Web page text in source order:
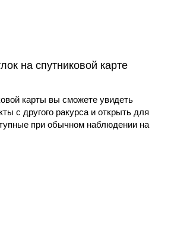
на спутниковой карте
карты вы сможете увидеть
с другого ракурса и открыть для
при обычном наблюдении на